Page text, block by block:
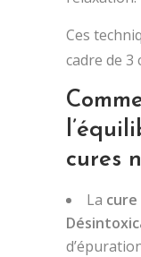
Ces
cadre de
cures
La